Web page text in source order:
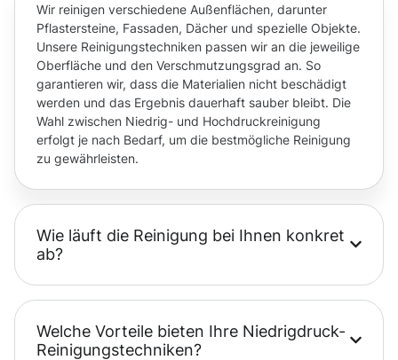
Wir reinigen verschiedene Außenflächen, darunter
Pflastersteine, Fassaden, Dächer und spezielle Objekte.
Unsere Reinigungstechniken passen wir an die jeweilige
Oberfläche und den Verschmutzungsgrad an. So
garantieren wir, dass die Materialien nicht beschädigt
werden und das Ergebnis dauerhaft sauber bleibt. Die
Wahl zwischen Niedrig- und Hochdruckreinigung
erfolgt je nach Bedarf, um die bestmögliche Reinigung
zu gewährleisten.
Wie läuft die Reinigung bei Ihnen konkret
ab?
Welche Vorteile bieten Ihre Niedrigdruck-
Reinigungstechniken?